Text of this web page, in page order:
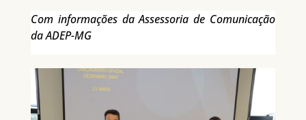
Com informações da Assessoria de Comunicação
da ADEP-MG